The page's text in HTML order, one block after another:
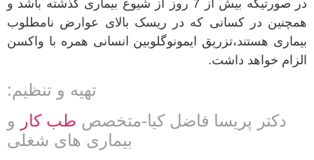
در صورتیکه بیش از 7 روز از شیوع بیماری گذشته باشد و
همچنین در کسانی که در ریسک بالای عوارض نامطلوب
بیماری هستند،تزریق ایمونوگلوبین انسانی همره با واکسن
الزام خواهد داشت.
تهیه و تنظیم:
دکتر پریسا فاضل کیا-متخصص طب کار و
بیماری های شغلی